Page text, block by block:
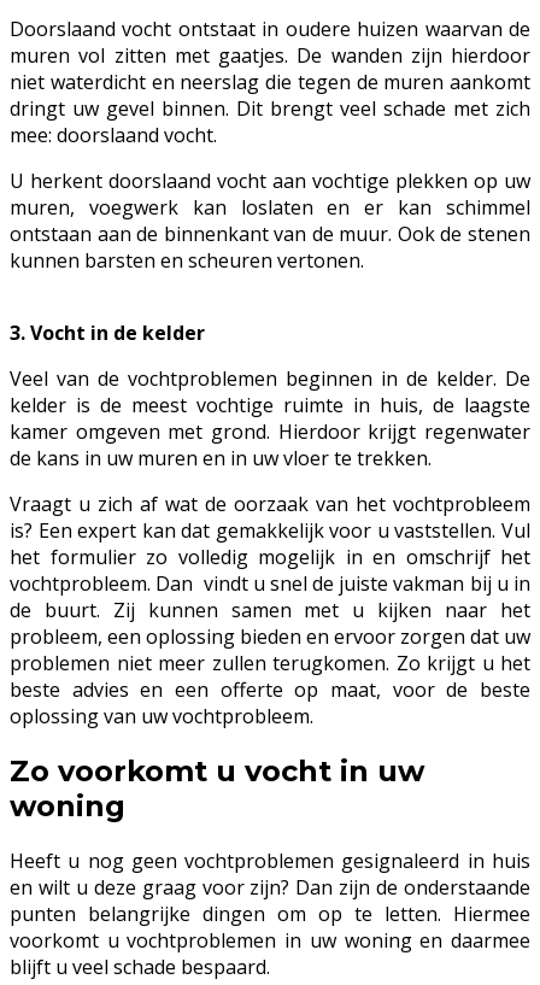
Doorslaand vocht ontstaat in oudere huizen waarvan de
muren vol zitten met gaatjes. De wanden zijn hierdoor
niet waterdicht en neerslag die tegen de muren aankomt
dringt uw gevel binnen. Dit brengt veel schade met zich
mee: doorslaand vocht.
U herkent doorslaand vocht aan vochtige plekken op uw
muren, voegwerk kan loslaten en er kan schimmel
ontstaan aan de binnenkant van de muur. Ook de stenen
kunnen barsten en scheuren vertonen.
3. Vocht in de kelder
Veel van de vochtproblemen beginnen in de kelder. De
kelder is de meest vochtige ruimte in huis, de laagste
kamer omgeven met grond. Hierdoor krijgt regenwater
de kans in uw muren en in uw vloer te trekken.
Vraagt u zich af wat de oorzaak van het vochtprobleem
is? Een expert kan dat gemakkelijk voor u vaststellen. Vul
het formulier zo volledig mogelijk in en omschrijf het
vochtprobleem. Dan vindt u snel de juiste vakman bij u in
de buurt. Zij kunnen samen met u kijken naar het
probleem, een oplossing bieden en ervoor zorgen dat uw
problemen niet meer zullen terugkomen. Zo krijgt u het
beste advies en een offerte op maat, voor de beste
oplossing van uw vochtprobleem.
Zo voorkomt u vocht in uw
woning
Heeft u nog geen vochtproblemen gesignaleerd in huis
en wilt u deze graag voor zijn? Dan zijn de onderstaande
punten belangrijke dingen om op te letten. Hiermee
voorkomt u vochtproblemen in uw woning en daarmee
blijft u veel schade bespaard.